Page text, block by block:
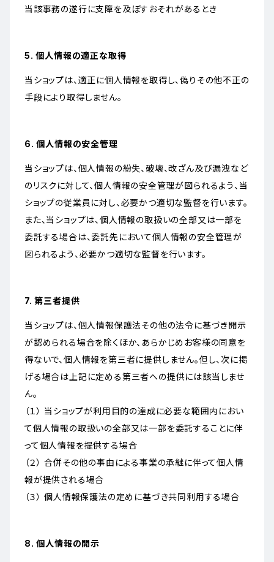
当該事務の遂行に支障を及ぼすおそれがあるとき
5. 個人情報の適正な取得
当ショップは、適正に個人情報を取得し、偽りその他不正の
手段により取得しません。
6. 個人情報の安全管理
当ショップは、個人情報の紛失、破壊、改ざん及び漏洩など
のリスクに対して、個人情報の安全管理が図られるよう、当
ショップの従業員に対し、必要かつ適切な監督を行います。
また、当ショップは、個人情報の取扱いの全部又は一部を
委託する場合は、委託先において個人情報の安全管理が
図られるよう、必要かつ適切な監督を行います。
7. 第三者提供
当ショップは、個人情報保護法その他の法令に基づき開示
が認められる場合を除くほか、あらかじめお客様の同意を
得ないで、個人情報を第三者に提供しません。但し、次に掲
げる場合は上記に定める第三者への提供には該当しませ
ん。
（１） 当ショップが利用目的の達成に必要な範囲内におい
て個人情報の取扱いの全部又は一部を委託することに伴
って個人情報を提供する場合
（２） 合併その他の事由による事業の承継に伴って個人情
報が提供される場合
（３） 個人情報保護法の定めに基づき共同利用する場合
8. 個人情報の開示